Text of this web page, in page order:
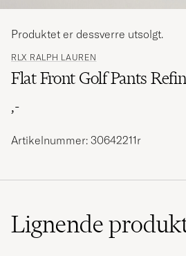
RLX RALPH LAUREN
Flat Front Golf Pants
,-
Produktet er dessverre utsolgt.
Artikelnummer: 30642211r
Lignende